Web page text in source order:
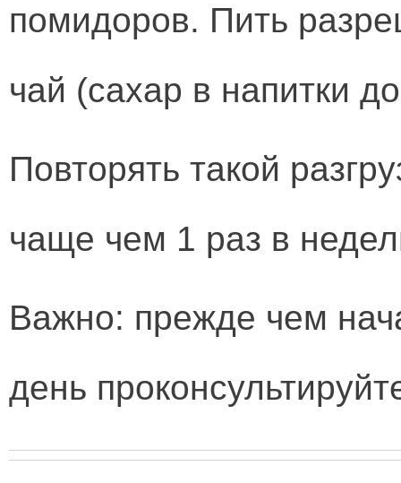
помидоров. Пить
чай (сахар в напитки
Повторять такой
чаще чем 1 раз в
Важно: прежде чем
день